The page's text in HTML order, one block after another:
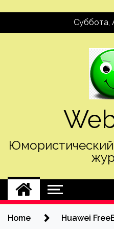
Суббота,
Home Huawei